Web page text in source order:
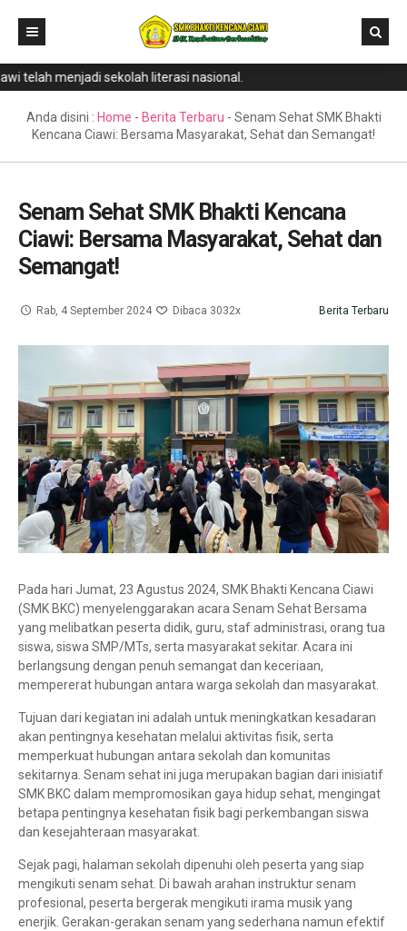
Home
Direktori
Literasi
telah menjadi sekolah literasi nasional.
Anda disini : Home - Berita Terbaru - Senam Sehat SMK Bhakti
Kencana Ciawi: Bersama Masyarakat, Sehat dan Semangat!
Senam Sehat SMK Bhakti Kencana
Ciawi: Bersama Masyarakat, Sehat dan
Semangat!
Rab, 4 September 2024 Dibaca 3032x Berita Terbaru
Pada hari Jumat, 23 Agustus 2024, SMK Bhakti Kencana Ciawi
(SMK BKC) menyelenggarakan acara Senam Sehat Bersama
yang melibatkan peserta didik, guru, staf administrasi, orang tua
siswa, siswa SMP/MTs, serta masyarakat sekitar. Acara ini
berlangsung dengan penuh semangat dan keceriaan,
mempererat hubungan antara warga sekolah dan masyarakat.
Tujuan dari kegiatan ini adalah untuk meningkatkan kesadaran
akan pentingnya kesehatan melalui aktivitas fisik, serta
memperkuat hubungan antara sekolah dan komunitas
sekitarnya. Senam sehat ini juga merupakan bagian dari inisiatif
SMK BKC dalam mempromosikan gaya hidup sehat, mengingat
betapa pentingnya kesehatan fisik bagi perkembangan siswa
dan kesejahteraan masyarakat.
Sejak pagi, halaman sekolah dipenuhi oleh peserta yang siap
mengikuti senam sehat. Di bawah arahan instruktur senam
profesional, peserta bergerak mengikuti irama musik yang
enerjik. Gerakan-gerakan senam yang sederhana namun efektif